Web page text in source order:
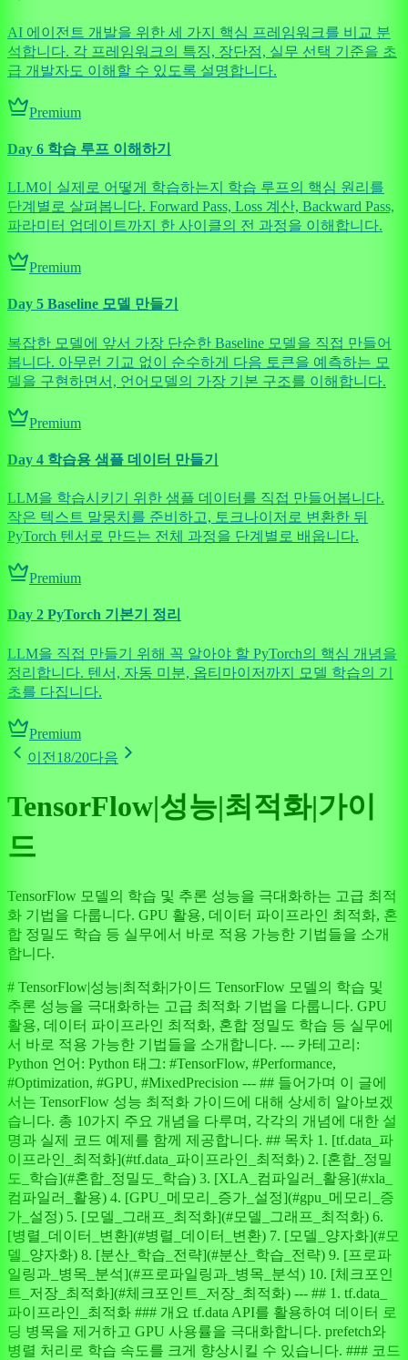
AI 에이전트 개발을 위한 세 가지 핵심 프레임워크를 비교 분
석합니다. 각 프레임워크의 특징, 장단점, 실무 선택 기준을 초
급 개발자도 이해할 수 있도록 설명합니다.
Premium
Day 6 학습 루프 이해하기
LLM이 실제로 어떻게 학습하는지 학습 루프의 핵심 원리를
단계별로 살펴봅니다. Forward Pass, Loss 계산, Backward Pass,
파라미터 업데이트까지 한 사이클의 전 과정을 이해합니다.
Premium
Day 5 Baseline 모델 만들기
복잡한 모델에 앞서 가장 단순한 Baseline 모델을 직접 만들어
봅니다. 아무런 기교 없이 순수하게 다음 토큰을 예측하는 모
델을 구현하면서, 언어모델의 가장 기본 구조를 이해합니다.
Premium
Day 4 학습용 샘플 데이터 만들기
LLM을 학습시키기 위한 샘플 데이터를 직접 만들어봅니다.
작은 텍스트 말뭉치를 준비하고, 토크나이저로 변환한 뒤
PyTorch 텐서로 만드는 전체 과정을 단계별로 배웁니다.
Premium
Day 2 PyTorch 기본기 정리
LLM을 직접 만들기 위해 꼭 알아야 할 PyTorch의 핵심 개념을
정리합니다. 텐서, 자동 미분, 옵티마이저까지 모델 학습의 기
초를 다집니다.
Premium
이전 18/20다음
TensorFlow|성능|최적화|가이
드
TensorFlow 모델의 학습 및 추론 성능을 극대화하는 고급 최적
화 기법을 다룹니다. GPU 활용, 데이터 파이프라인 최적화, 혼
합 정밀도 학습 등 실무에서 바로 적용 가능한 기법들을 소개
합니다.
# TensorFlow|성능|최적화|가이드 TensorFlow 모델의 학습 및
추론 성능을 극대화하는 고급 최적화 기법을 다룹니다. GPU
활용, 데이터 파이프라인 최적화, 혼합 정밀도 학습 등 실무에
서 바로 적용 가능한 기법들을 소개합니다. --- 카테고리:
Python 언어: Python 태그: #TensorFlow, #Performance,
#Optimization, #GPU, #MixedPrecision --- ## 들어가며 이 글에
서는 TensorFlow 성능 최적화 가이드에 대해 상세히 알아보겠
습니다. 총 10가지 주요 개념을 다루며, 각각의 개념에 대한 설
명과 실제 코드 예제를 함께 제공합니다. ## 목차 1. [tf.data_파
이프라인_최적화](#tf.data_파이프라인_최적화) 2. [혼합_정밀
도_학습](#혼합_정밀도_학습) 3. [XLA_컴파일러_활용](#xla_
컴파일러_활용) 4. [GPU_메모리_증가_설정](#gpu_메모리_증
가_설정) 5. [모델_그래프_최적화](#모델_그래프_최적화) 6.
[병렬_데이터_변환](#병렬_데이터_변환) 7. [모델_양자화](#모
델_양자화) 8. [분산_학습_전략](#분산_학습_전략) 9. [프로파
일링과_병목_분석](#프로파일링과_병목_분석) 10. [체크포인
트_저장_최적화](#체크포인트_저장_최적화) --- ## 1. tf.data_
파이프라인_최적화 ### 개요 tf.data API를 활용하여 데이터 로
딩 병목을 제거하고 GPU 사용률을 극대화합니다. prefetch와
병렬 처리로 학습 속도를 크게 향상시킬 수 있습니다. ### 코드